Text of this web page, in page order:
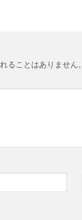
ることはありません。